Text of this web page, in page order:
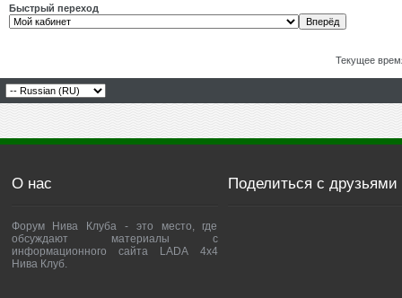
Быстрый переход
Текущее
О нас
Форум Нива Клуба - это место, где
обсуждают материалы с
информационного сайта LADA 4x4
Нива Клуб.
Поделиться с друзьями